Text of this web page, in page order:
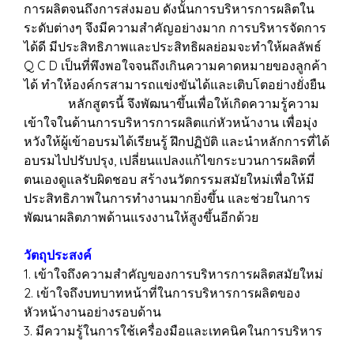
การผลิตจนถึงการส่งมอบ ดังนั้นการบริหารการผลิตใน
ระดับต่างๆ จึงมีความสำคัญอย่างมาก การบริหารจัดการ
ได้ดี มีประสิทธิภาพและประสิทธิผลย่อมจะทำให้ผลลัพธ์
Q C D เป็นที่พึงพอใจจนถึงเกินความคาดหมายของลูกค้า
ได้ ทำให้องค์กรสามารถแข่งขันได้และเติบโตอย่างยั่งยืน
หลักสูตรนี้ จึงพัฒนาขึ้นเพื่อให้เกิดความรู้ความ
เข้าใจในด้านการบริหารการผลิตแก่หัวหน้างาน เพื่อมุ่ง
หวังให้ผู้เข้าอบรมได้เรียนรู้ ฝึกปฏิบัติ และนำหลักการที่ได้
อบรมไปปรับปรุง, เปลี่ยนแปลงแก้ไขกระบวนการผลิตที่
ตนเองดูแลรับผิดชอบ สร้างนวัตกรรมสมัยใหม่เพื่อให้มี
ประสิทธิภาพในการทำงานมากยิ่งขึ้น และช่วยในการ
พัฒนาผลิตภาพด้านแรงงานให้สูงขึ้นอีกด้วย
วัตถุประสงค์
1. เข้าใจถึงความสำคัญของการบริหารการผลิตสมัยใหม่
2. เข้าใจถึงบทบาทหน้าที่ในการบริหารการผลิตของ
หัวหน้างานอย่างรอบด้าน
3. มีความรู้ในการใช้เครื่องมือและเทคนิคในการบริหาร